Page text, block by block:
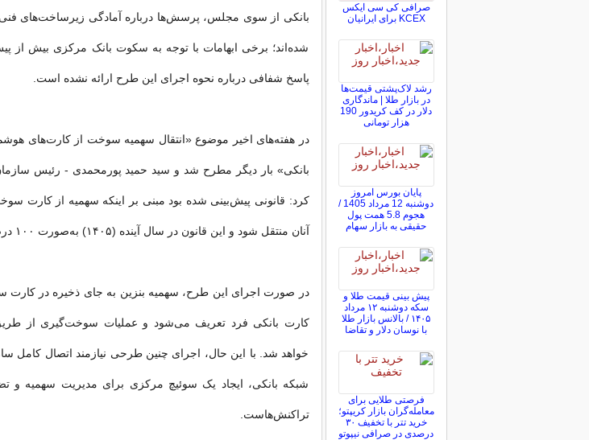
بانکی از سوی مجلس، پرسش‌ها درباره آمادگی زیرساخت‌های
شده‌اند؛ برخی ابهامات با توجه به سکوت بانک مرکزی بیش از
پاسخ شفافی درباره نحوه اجرای این طرح ارائه نشده است.
در هفته‌های اخیر موضوع «انتقال سهمیه سوخت از کارت‌های
بانکی» بار دیگر مطرح شد و سید حمید پورمحمدی - رئیس سازمان
کرد: قانونی پیش‌بینی شده بود مبنی بر اینکه سهمیه از کارت
آنان منتقل شود و این قانون در سال آینده (۱۴۰۵) به‌صورت ۱۰۰ درصد اجرایی شود.
در صورت اجرای این طرح، سهمیه بنزین به‌ جای ذخیره در کارت
کارت بانکی فرد تعریف می‌شود و عملیات سوخت‌گیری از
خواهد شد. با این حال، اجرای چنین طرحی نیازمند اتصال کامل
شبکه بانکی، ایجاد یک سوئیچ مرکزی برای مدیریت سهمیه و
تراکنش‌هاست.
صرافی کی سی ایکس
KCEX برای ایرانیان
رشد لاک‌پشتی قیمت‌ها
در بازار طلا | ماندگاری
دلار در کف کریدور 190
هزار تومانی
پایان بورس امروز
دوشنبه 12 مرداد 1405 /
هجوم 5.8 همت پول
حقیقی به بازار سهام
پیش ‌بینی قیمت طلا و
سکه دوشنبه ۱۲ مرداد
۱۴۰۵ / بالانس بازار طلا
با نوسان دلار و تقاضا
فرصتی طلایی برای
معامله‌گران بازار کریپتو؛
خرید تتر با تخفیف ۳۰
درصدی در صرافی نیپوتو